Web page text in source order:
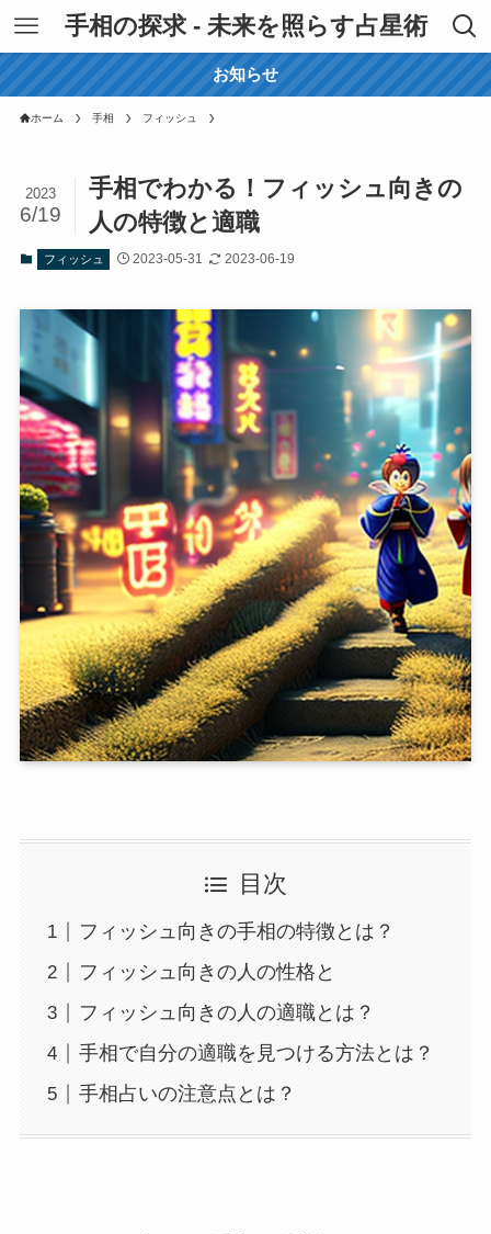
手相の探求 - 未来を照らす占星術
お知らせ
ホーム 手相 フィッシュ
手相でわかる！フィッシュ向きの
人の特徴と適職
2023
6/19
フィッシュ 2023-05-31 2023-06-19
目次
フィッシュ向きの手相の特徴とは？
フィッシュ向きの人の性格と
フィッシュ向きの人の適職とは？
手相で自分の適職を見つける方法とは？
手相占いの注意点とは？